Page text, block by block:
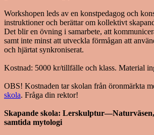
Workshopen leds av en konstpedagog och
instruktioner och berättar om kollektivt
Det blir en övning i samarbete, att
samt inte minst att utveckla förmågan att
och hjärtat synkroniserat.
Kostnad: 5000 kr/tillfälle och klass. Material
OBS! Kostnaden tar skolan från öronmärkta
skola. Fråga din rektor!
Skapande skola:
samtida mytologi